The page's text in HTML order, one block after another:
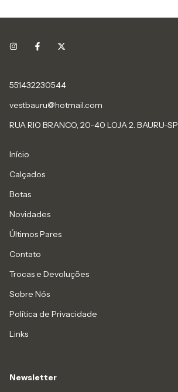
551432230544
vestbauru@hotmail.com
RUA RIO BRANCO, 20-40 LOJA 2. BAURU-SP
Início
Calçados
Botas
Novidades
Últimos Pares
Contato
Trocas e Devoluções
Sobre Nós
Política de Privacidade
Links
Newsletter